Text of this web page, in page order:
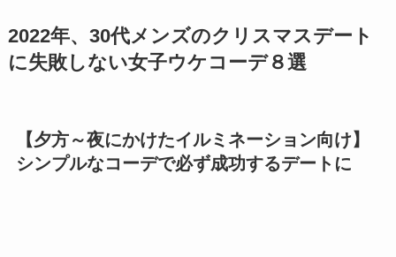
2022年、30代メンズのクリスマスデート
に失敗しない女子ウケコーデ８選
【夕方～夜にかけたイルミネーション向け】
シンプルなコーデで必ず成功するデートに